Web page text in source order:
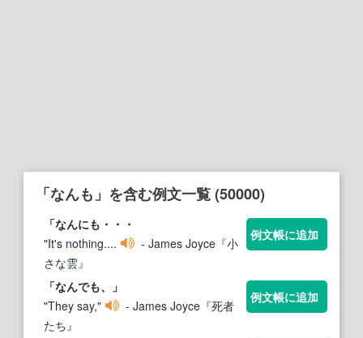
「なんも」を含む例文一覧 (50000)
「なんにも・・・
"It's nothing....
- James Joyce『小
さな雲』
例文帳に追加
「なんでも、」
"They say,"
- James Joyce『死者
たち』
例文帳に追加